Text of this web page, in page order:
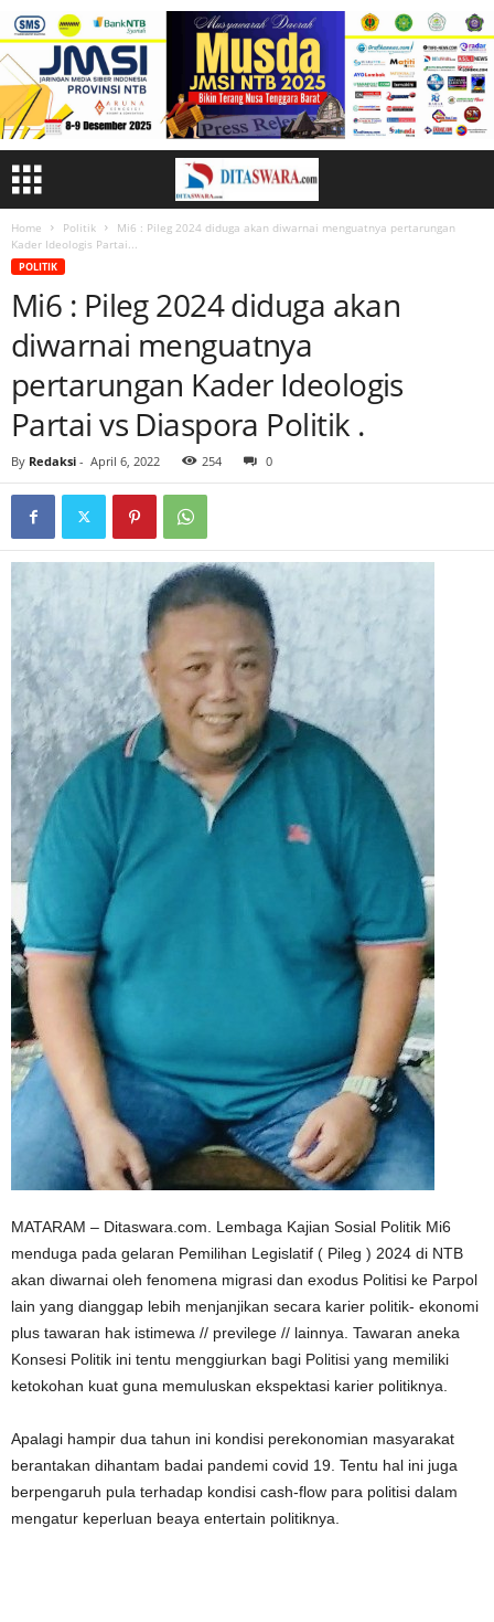
Home Politik
Mi6 : Pileg 2024 diduga akan diwarnai menguatnya pertarungan
Kader Ideologis Partai...
POLITIK
Mi6 : Pileg 2024 diduga akan
diwarnai menguatnya
pertarungan Kader Ideologis
Partai vs Diaspora Politik .
By Redaksi - April 6, 2022 254 0
MATARAM – Ditaswara.com. Lembaga Kajian Sosial Politik Mi6
menduga pada gelaran Pemilihan Legislatif ( Pileg ) 2024 di NTB
akan diwarnai oleh fenomena migrasi dan exodus Politisi ke Parpol
lain yang dianggap lebih menjanjikan secara karier politik- ekonomi
plus tawaran hak istimewa // previlege // lainnya. Tawaran aneka
Konsesi Politik ini tentu menggiurkan bagi Politisi yang memiliki
ketokohan kuat guna memuluskan ekspektasi karier politiknya.
Apalagi hampir dua tahun ini kondisi perekonomian masyarakat
berantakan dihantam badai pandemi covid 19. Tentu hal ini juga
berpengaruh pula terhadap kondisi cash-flow para politisi dalam
mengatur keperluan beaya entertain politiknya.